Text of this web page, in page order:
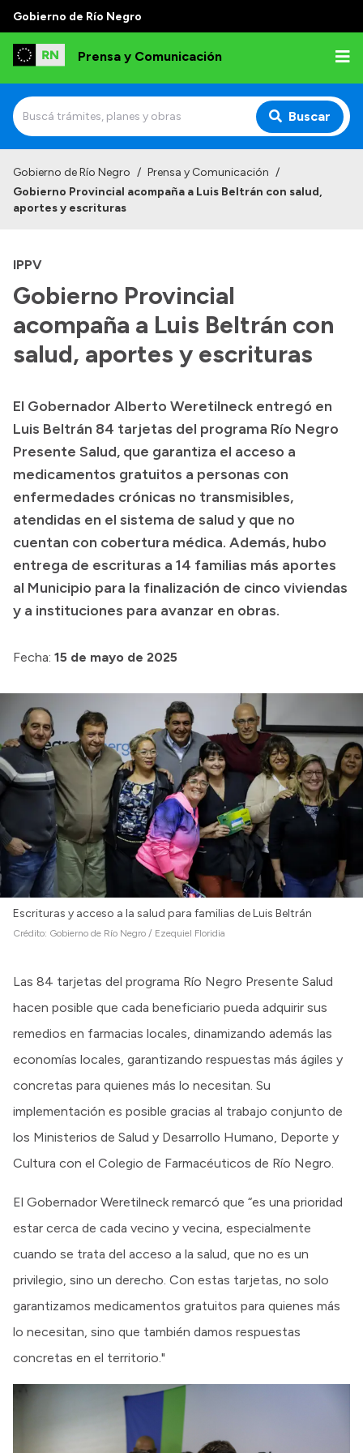
Gobierno de Río Negro
Prensa y Comunicación
Buscar
Institucional
Referentes de prensa
Archivo de noticias
Transparencia
Boletín Oficial
Compras y licitaciones
Consulta de expedientes
Consulta de pago a proveedores
Convocatorias
Intranet
Login
Gobierno de Río Negro / Prensa y Comunicación /
Gobierno Provincial acompaña a Luis Beltrán con salud,
aportes y escrituras
IPPV
Gobierno Provincial
acompaña a Luis Beltrán con
salud, aportes y escrituras
El Gobernador Alberto Weretilneck entregó en
Luis Beltrán 84 tarjetas del programa Río Negro
Presente Salud, que garantiza el acceso a
medicamentos gratuitos a personas con
enfermedades crónicas no transmisibles,
atendidas en el sistema de salud y que no
cuentan con cobertura médica. Además, hubo
entrega de escrituras a 14 familias más aportes
al Municipio para la finalización de cinco viviendas
y a instituciones para avanzar en obras.
Fecha: 15 de mayo de 2025
Escrituras y acceso a la salud para familias de Luis Beltrán
Crédito: Gobierno de Río Negro / Ezequiel Floridia
Las 84 tarjetas del programa Río Negro Presente Salud
hacen posible que cada beneficiario pueda adquirir sus
remedios en farmacias locales, dinamizando además las
economías locales, garantizando respuestas más ágiles y
concretas para quienes más lo necesitan. Su
implementación es posible gracias al trabajo conjunto de
los Ministerios de Salud y Desarrollo Humano, Deporte y
Cultura con el Colegio de Farmacéuticos de Río Negro.
El Gobernador Weretilneck remarcó que “es una prioridad
estar cerca de cada vecino y vecina, especialmente
cuando se trata del acceso a la salud, que no es un
privilegio, sino un derecho. Con estas tarjetas, no solo
garantizamos medicamentos gratuitos para quienes más
lo necesitan, sino que también damos respuestas
concretas en el territorio."